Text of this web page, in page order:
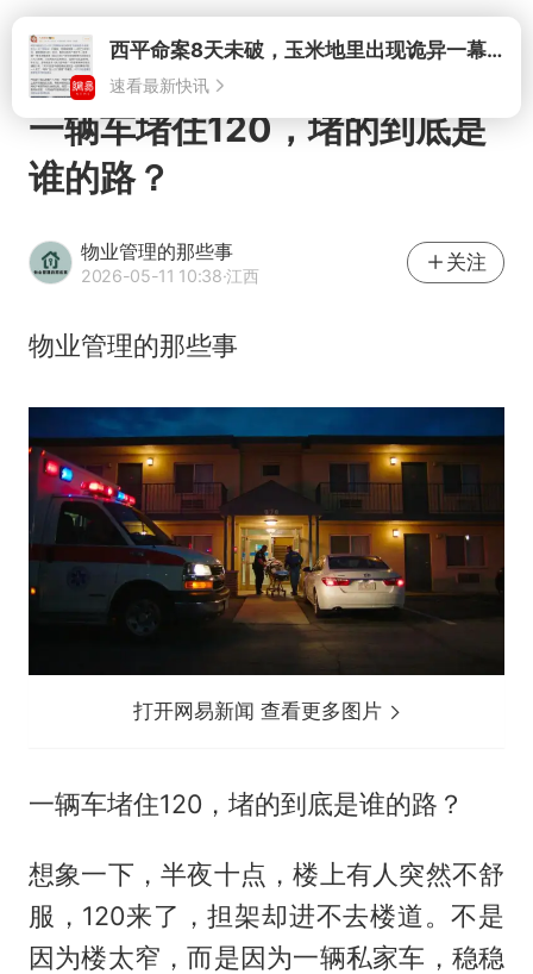
打开西平命案8天未破，玉米地里出现诡异一幕，我突然想起了欧金中
速看最新快讯
一辆车堵住120，堵的到底是
谁的路？
物业管理的那些事
2026-05-11 10:38·江西
关注
物业管理的那些事
打开网易新闻 查看更多图片
一辆车堵住120，堵的到底是谁的路？
想象一下，半夜十点，楼上有人突然不舒
服，120来了，担架却进不去楼道。不是
因为楼太窄，而是因为一辆私家车，稳稳